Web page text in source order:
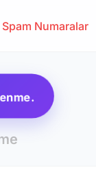
Spam Numaralar